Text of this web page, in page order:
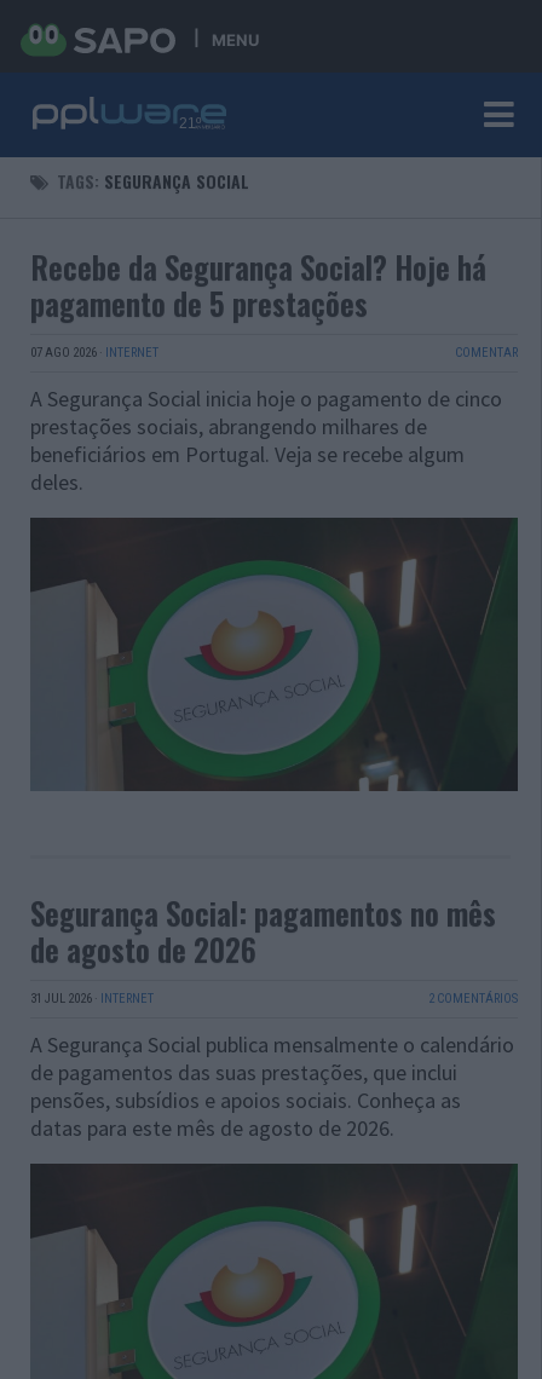
MENU
TAGS: SEGURANÇA SOCIAL
Recebe da Segurança Social? Hoje há
pagamento de 5 prestações
07 AGO 2026 · INTERNET COMENTAR
A Segurança Social inicia hoje o pagamento de cinco
prestações sociais, abrangendo milhares de
beneficiários em Portugal. Veja se recebe algum
deles.
Segurança Social: pagamentos no mês
de agosto de 2026
31 JUL 2026 · INTERNET 2 COMENTÁRIOS
A Segurança Social publica mensalmente o calendário
de pagamentos das suas prestações, que inclui
pensões, subsídios e apoios sociais. Conheça as
datas para este mês de agosto de 2026.